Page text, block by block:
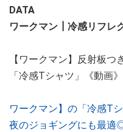
DATA
ワークマン┃冷感リフレ
【ワークマン】反射板
「冷感Tシャツ」《動画》
ワークマン】の「冷感T
夜のジョギングにも最適